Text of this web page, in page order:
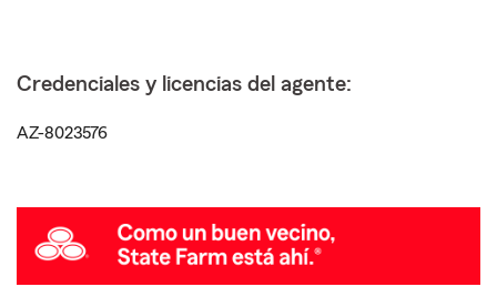
Credenciales y licencias del agente:
AZ-8023576